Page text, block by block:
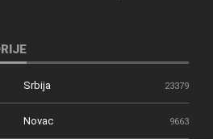
Srbija 23379
Novac 9663